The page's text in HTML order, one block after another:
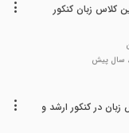
کلاس زبان کنکور
در کنکور ارشد و